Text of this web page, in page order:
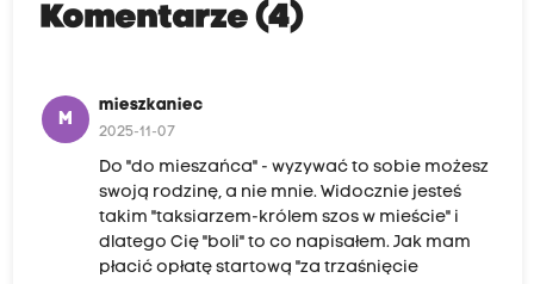
Komentarze (4)
M
mieszkaniec
2025-11-07
Do "do mieszańca" - wyzywać to sobie możesz
swoją rodzinę, a nie mnie. Widocznie jesteś
takim "taksiarzem-królem szos w mieście" i
dlatego Cię "boli" to co napisałem. Jak mam
płacić opłatę startową "za trzaśnięcie